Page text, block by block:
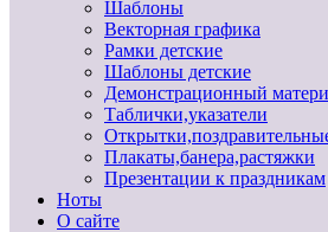
Шаблоны
Векторная графика
Рамки детские
Шаблоны детские
Демонстрационный
Таблички,указатели
Плакаты,банера,растяжки
Презентации к праздникам
Ноты
О сайте